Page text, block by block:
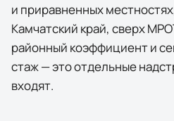
и приравненных
Камчатский край, сверх
районный коэффициент и
стаж — это отдельные
входят.